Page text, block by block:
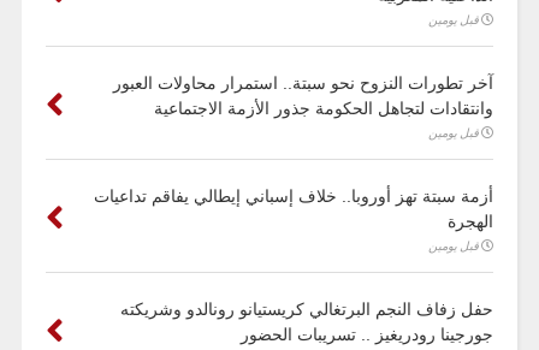
قبل يومين
آخر تطورات النزوح نحو سبتة.. استمرار محاولات العبور
وانتقادات لتجاهل الحكومة جذور الأزمة الاجتماعية
قبل يومين
أزمة سبتة تهز أوروبا.. خلاف إسباني إيطالي يفاقم تداعيات
الهجرة
قبل يومين
حفل زفاف النجم البرتغالي كريستيانو رونالدو وشريكته
جورجينا رودريغيز .. تسريبات الحضور